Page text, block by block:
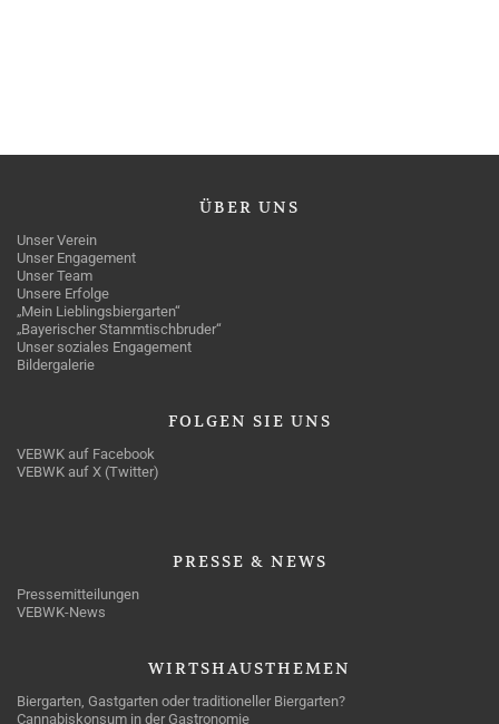
ÜBER UNS
Unser Verein
Unser Engagement
Unser Team
Unsere Erfolge
„Mein Lieblingsbiergarten“
„Bayerischer Stammtischbruder“
Unser soziales Engagement
Bildergalerie
FOLGEN SIE UNS
VEBWK auf Facebook
VEBWK auf X (Twitter)
PRESSE & NEWS
Pressemitteilungen
VEBWK-News
WIRTSHAUSTHEMEN
Biergarten, Gastgarten oder traditioneller Biergarten?
Cannabiskonsum in der Gastronomie